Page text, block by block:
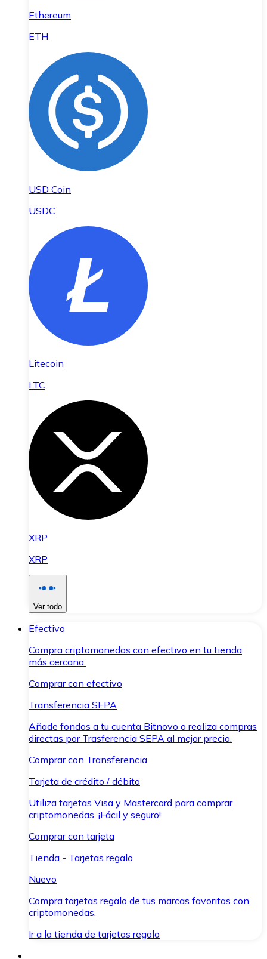
Ethereum
ETH
USD Coin
USDC
Litecoin
LTC
XRP
XRP
Ver todo
Efectivo
Compra criptomonedas con efectivo en tu tienda
más cercana.
Comprar con efectivo
Transferencia SEPA
Añade fondos a tu cuenta Bitnovo o realiza compras
directas por Trasferencia SEPA al mejor precio.
Comprar con Transferencia
Tarjeta de crédito / débito
Utiliza tarjetas Visa y Mastercard para comprar
criptomonedas. ¡Fácil y seguro!
Comprar con tarjeta
Tienda - Tarjetas regalo
Nuevo
Compra tarjetas regalo de tus marcas favoritas con
criptomonedas.
Ir a la tienda de tarjetas regalo